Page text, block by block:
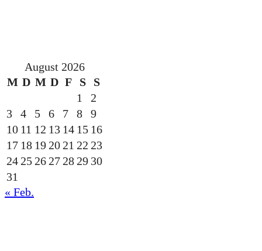
August 2026
M D M D F S
S
1
2
3
4 5 6 7 8
9
10 11 12 13 14 15 16
17 18 19 20 21 22 23
24 25 26 27 28 29 30
31
« Feb.